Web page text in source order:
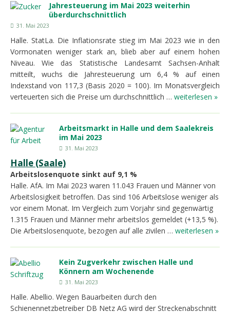
Jahresteuerung im Mai 2023 weiterhin
überdurchschnittlich
31. Mai 2023
Halle. StatLa. Die Inflationsrate stieg im Mai 2023 wie in den
Vormonaten weniger stark an, blieb aber auf einem hohen
Niveau. Wie das Statistische Landesamt Sachsen-Anhalt
mitteilt, wuchs die Jahresteuerung um 6,4 % auf einen
Indexstand von 117,3 (Basis 2020 = 100). Im Monatsvergleich
verteuerten sich die Preise um durchschnittlich … weiterlesen »
Arbeitsmarkt in Halle und dem Saalekreis
im Mai 2023
31. Mai 2023
Halle (Saale)
Arbeitslosenquote sinkt auf 9,1 %
Halle. AfA. Im Mai 2023 waren 11.043 Frauen und Männer von
Arbeitslosigkeit betroffen. Das sind 106 Arbeitslose weniger als
vor einem Monat. Im Vergleich zum Vorjahr sind gegenwärtig
1.315 Frauen und Männer mehr arbeitslos gemeldet (+13,5 %).
Die Arbeitslosenquote, bezogen auf alle zivilen … weiterlesen »
Kein Zugverkehr zwischen Halle und
Könnern am Wochenende
31. Mai 2023
Halle. Abellio. Wegen Bauarbeiten durch den
Schienennetzbetreiber DB Netz AG wird der Streckenabschnitt